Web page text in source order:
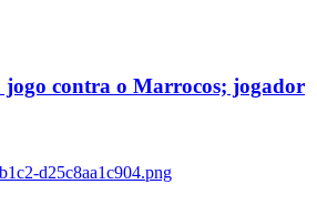
contra o Marrocos; jogador